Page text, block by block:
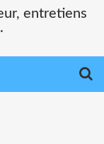
entretiens